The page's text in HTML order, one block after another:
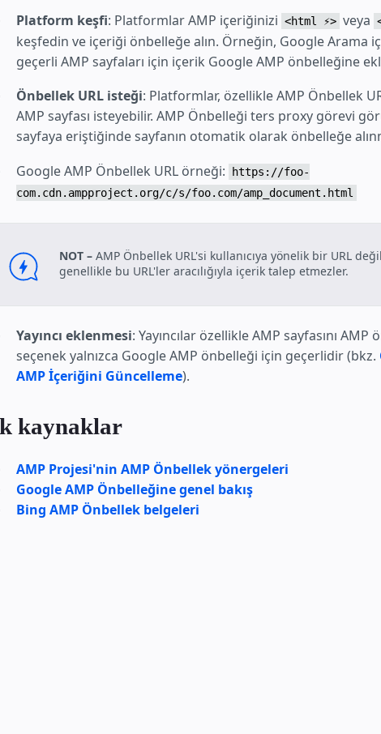
Platform keşfi: Platformlar AMP içeriğinizi <html ⚡> veya
keşfedin ve içeriği önbelleğe alın. Örneğin, Google Arama
geçerli AMP sayfaları için içerik Google AMP önbelleğine
Önbellek URL isteği: Platformlar, özellikle AMP Önbellek
AMP sayfası isteyebilir. AMP Önbelleği ters proxy görevi
sayfaya eriştiğinde sayfanın otomatik olarak önbelleğe
Google AMP Önbellek URL örneği:
https://foo-
com.cdn.ampproject.org/c/s/foo.com/amp_document.html
NOT –AMP Önbellek URL'si kullanıcıya yönelik bir URL
genellikle bu URL'ler aracılığıyla içerik talep etmezler.
Yayıncı eklenmesi: Yayıncılar özellikle AMP sayfasını
seçenek yalnızca Google AMP önbelleği için geçerlidir (bkz.
AMP İçeriğini Güncelleme).
kaynaklar
AMP Projesi'nin AMP Önbellek yönergeleri
Google AMP Önbelleğine genel bakış
Bing AMP Önbellek belgeleri